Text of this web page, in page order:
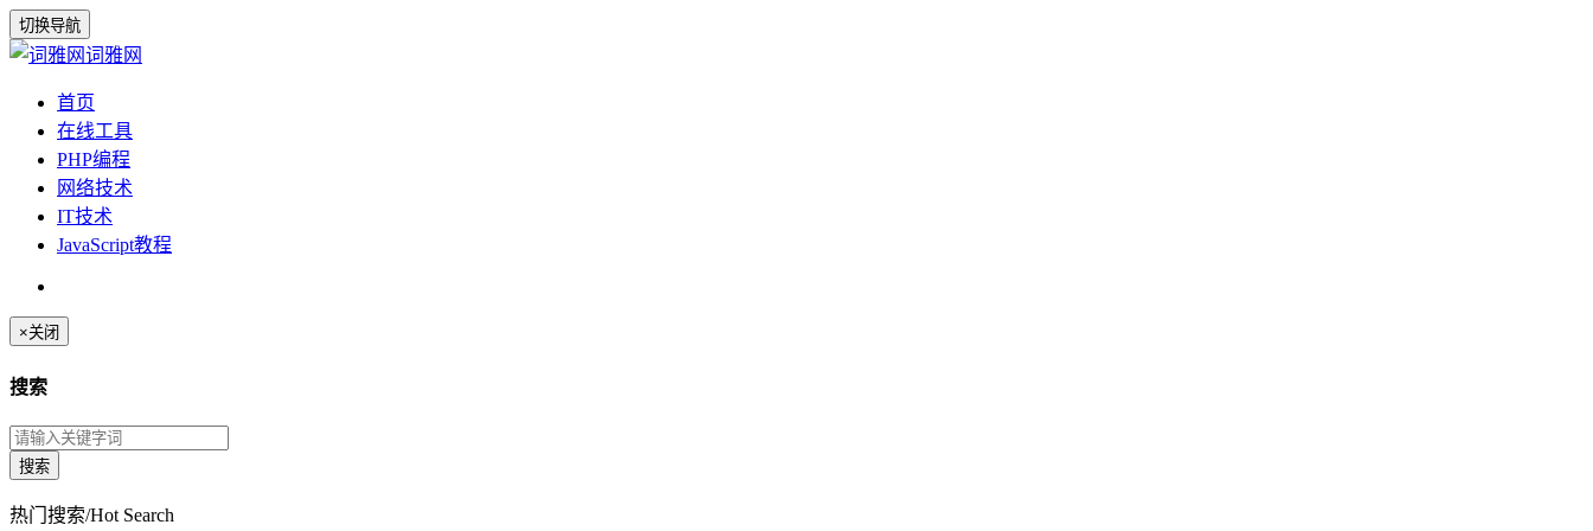
切换导航
词雅网
首页
在线工具
PHP编程
网络技术
IT技术
JavaScript教程
×关闭
搜索
热门搜索/Hot Search